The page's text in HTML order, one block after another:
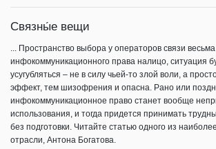
Связны́е вещи
... Пространство выбора у операторов связи
инфокоммуникационного права налицо, ситуация
усугубляться – не в силу чьей-то злой воли, а
эффект, тем шизофрения и опасна. Рано или
инфокоммуникационное право станет вообще
использования, и тогда придется принимать
без подготовки. Читайте статью одного из
отрасли, Антона Богатова.